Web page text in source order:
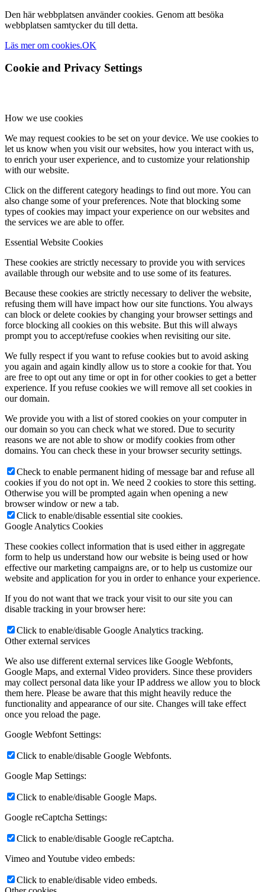
Den här webbplatsen använder cookies. Genom att besöka
webbplatsen samtycker du till detta.
Läs mer om cookies.OK
Cookie and Privacy Settings
How we use cookies
We may request cookies to be set on your device. We use cookies to
let us know when you visit our websites, how you interact with us,
to enrich your user experience, and to customize your relationship
with our website.
Click on the different category headings to find out more. You can
also change some of your preferences. Note that blocking some
types of cookies may impact your experience on our websites and
the services we are able to offer.
Essential Website Cookies
These cookies are strictly necessary to provide you with services
available through our website and to use some of its features.
Because these cookies are strictly necessary to deliver the website,
refusing them will have impact how our site functions. You always
can block or delete cookies by changing your browser settings and
force blocking all cookies on this website. But this will always
prompt you to accept/refuse cookies when revisiting our site.
We fully respect if you want to refuse cookies but to avoid asking
you again and again kindly allow us to store a cookie for that. You
are free to opt out any time or opt in for other cookies to get a better
experience. If you refuse cookies we will remove all set cookies in
our domain.
We provide you with a list of stored cookies on your computer in
our domain so you can check what we stored. Due to security
reasons we are not able to show or modify cookies from other
domains. You can check these in your browser security settings.
Check to enable permanent hiding of message bar and refuse all
cookies if you do not opt in. We need 2 cookies to store this setting.
Otherwise you will be prompted again when opening a new
browser window or new a tab.
Click to enable/disable essential site cookies.
Google Analytics Cookies
These cookies collect information that is used either in aggregate
form to help us understand how our website is being used or how
effective our marketing campaigns are, or to help us customize our
website and application for you in order to enhance your experience.
If you do not want that we track your visit to our site you can
disable tracking in your browser here:
Click to enable/disable Google Analytics tracking.
Other external services
We also use different external services like Google Webfonts,
Google Maps, and external Video providers. Since these providers
may collect personal data like your IP address we allow you to block
them here. Please be aware that this might heavily reduce the
functionality and appearance of our site. Changes will take effect
once you reload the page.
Google Webfont Settings:
Click to enable/disable Google Webfonts.
Google Map Settings:
Click to enable/disable Google Maps.
Google reCaptcha Settings:
Click to enable/disable Google reCaptcha.
Vimeo and Youtube video embeds:
Click to enable/disable video embeds.